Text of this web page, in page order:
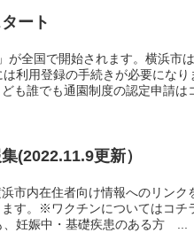
ート
が全国で開始されます。横浜市
利用登録の手続きが必要にな
も誰でも通園制度の認定申請は
(2022.11.9更新）
市内在住者向け情報へのリンク
す。※ワクチンについてはコチ
妊娠中・基礎疾患のある方 ...